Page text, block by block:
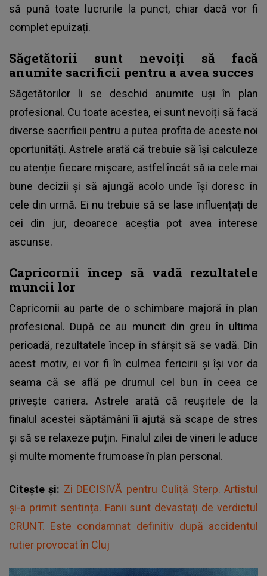
să pună toate lucrurile la punct, chiar dacă vor fi
complet epuizați.
Săgetătorii sunt nevoiți să facă
anumite sacrificii pentru a avea succes
Săgetătorilor li se deschid anumite uși în plan
profesional. Cu toate acestea, ei sunt nevoiți să facă
diverse sacrificii pentru a putea profita de aceste noi
oportunități. Astrele arată că trebuie să își calculeze
cu atenție fiecare mișcare, astfel încât să ia cele mai
bune decizii și să ajungă acolo unde își doresc în
cele din urmă. Ei nu trebuie să se lase influențați de
cei din jur, deoarece aceștia pot avea interese
ascunse.
Capricornii încep să vadă rezultatele
muncii lor
Capricornii au parte de o schimbare majoră în plan
profesional. După ce au muncit din greu în ultima
perioadă, rezultatele încep în sfârșit să se vadă. Din
acest motiv, ei vor fi în culmea fericirii și își vor da
seama că se află pe drumul cel bun în ceea ce
privește cariera. Astrele arată că reușitele de la
finalul acestei săptămâni îi ajută să scape de stres
și să se relaxeze puțin. Finalul zilei de vineri le aduce
și multe momente frumoase în plan personal.
Citește și: Zi DECISIVĂ pentru Culiță Sterp. Artistul
și-a primit sentința. Fanii sunt devastaţi de verdictul
CRUNT. Este condamnat definitiv după accidentul
rutier provocat în Cluj